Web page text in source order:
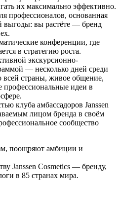
их максимально эффективно.
профессионалов, основанная
выгоды: вы растёте — бренд
конференции, где
в стратегию роста.
экскурсионно-
— несколько дней среди
страны, живое общение,
идеи в
клуба амбассадоров Janssen
лицом бренда в своём
сообщество
поощряют амбиции и
Janssen Cosmetics — бренду,
в 85 странах мира.